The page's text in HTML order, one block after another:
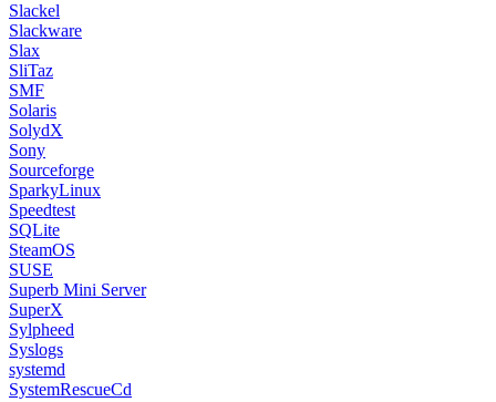
Slackel
Slackware
Slax
SliTaz
SMF
Solaris
SolydX
Sony
Sourceforge
SparkyLinux
Speedtest
SQLite
SteamOS
SUSE
Superb Mini Server
SuperX
Sylpheed
Syslogs
systemd
SystemRescueCd